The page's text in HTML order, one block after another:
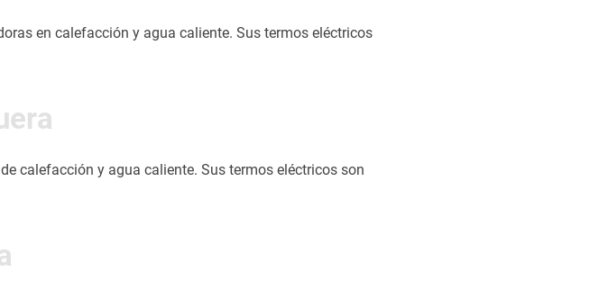
en calefacción y agua caliente. Sus termos eléctricos
calefacción y agua caliente. Sus termos eléctricos son